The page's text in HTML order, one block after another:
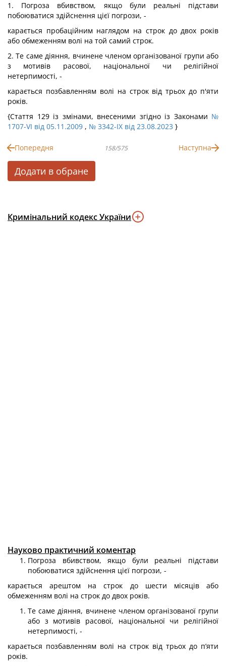
1. Погроза вбивством, якщо були реальні підстави
побоюватися здійснення цієї погрози, -
карається пробаційним наглядом на строк до двох років
або обмеженням волі на той самий строк.
2. Те саме діяння, вчинене членом організованої групи або
з мотивів расової, національної чи релігійної
нетерпимості, -
карається позбавленням волі на строк від трьох до п'яти
років.
{Стаття 129 із змінами, внесеними згідно із Законами №
1707-VI від 05.11.2009 , № 3342-IX від 23.08.2023 }
Попередня 158/575 Наступна
Додати в обране
Кримінальний кодекс України
Науково практичний коментар
Погроза вбивством, якщо були реальні підстави
побоюватися здійснення цієї погрози, -
карається арештом на строк до шести місяців або
обмеженням волі на строк до двох років.
Те саме діяння, вчинене членом організованої групи
або з мотивів расової, національної чи релігійної
нетерпимості, -
карається позбавленням волі на строк від трьох до п’яти
років.